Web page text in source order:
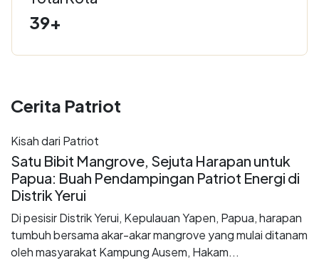
39+
Cerita Patriot
Kisah dari Patriot
Satu Bibit Mangrove, Sejuta Harapan untuk
Papua: Buah Pendampingan Patriot Energi di
Distrik Yerui
Di pesisir Distrik Yerui, Kepulauan Yapen, Papua, harapan
tumbuh bersama akar-akar mangrove yang mulai ditanam
oleh masyarakat Kampung Ausem, Hakam...